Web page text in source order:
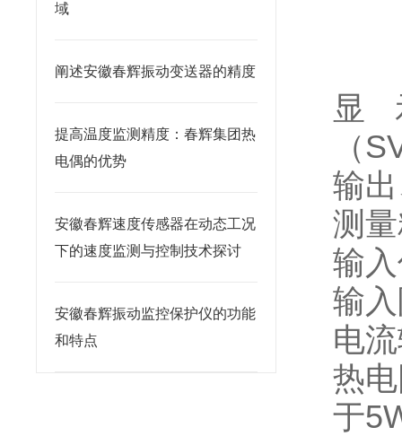
域
阐述安徽春辉振动变送器的精度
提高温度监测精度：春辉集团热
电偶的优势
安徽春辉速度传感器在动态工况
下的速度监测与控制技术探讨
安徽春辉振动监控保护仪的功能
和特点
（
输
测
输
输
电
热
于